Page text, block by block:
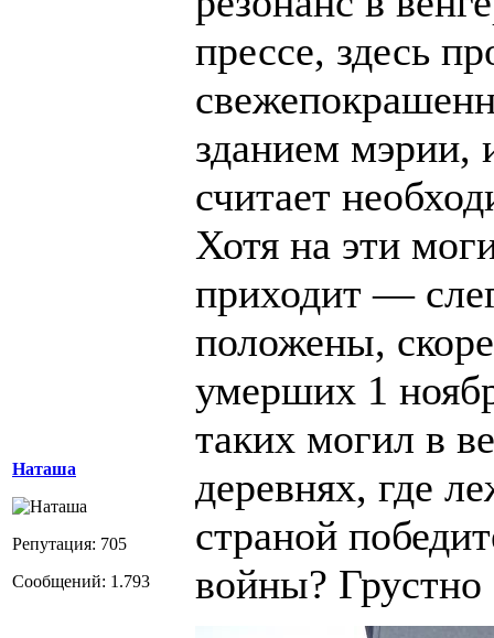
Наташа
Репутация: 705
Сообщений: 1.793
прессе, здесь
зданием мэрии,
считает
Хотя на эти
приходит —
положены,
умерших 1
таких могил в
деревнях, где
страной
войны? Грустно